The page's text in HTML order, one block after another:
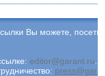
Вы можете,
editor@garant.ru